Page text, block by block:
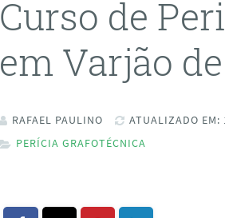
Curso de
em Varjão
RAFAEL PAULINO
ATUALIZADO
PERÍCIA GRAFOTÉCNICA